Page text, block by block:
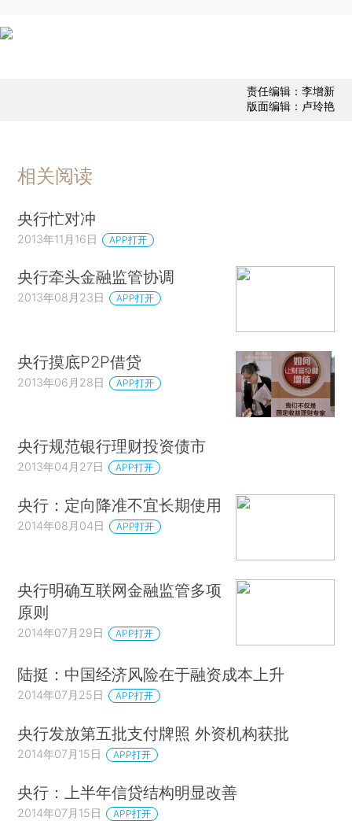
责任编辑：李增新
版面编辑：卢玲艳
相关阅读
央行忙对冲
2013年11月16日 APP打开
央行牵头金融监管协调
2013年08月23日 APP打开
央行摸底P2P借贷
2013年06月28日 APP打开
央行规范银行理财投资债市
2013年04月27日 APP打开
央行：定向降准不宜长期使用
2014年08月04日 APP打开
央行明确互联网金融监管多项
原则
2014年07月29日 APP打开
陆挺：中国经济风险在于融资成本上升
2014年07月25日 APP打开
央行发放第五批支付牌照 外资机构获批
2014年07月15日 APP打开
央行：上半年信贷结构明显改善
2014年07月15日 APP打开